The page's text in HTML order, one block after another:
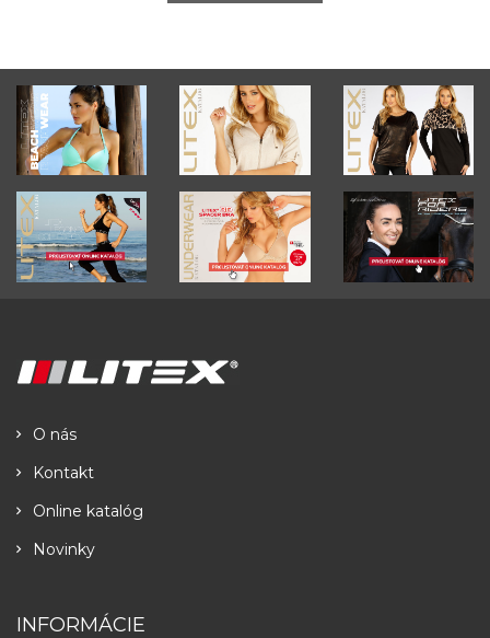
O nás
Kontakt
Online katalóg
Novinky
INFORMÁCIE